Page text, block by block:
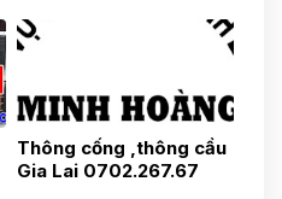
0975.31.37.37
Thông cống ,thông cầu
Gia Lai 0702.267.67